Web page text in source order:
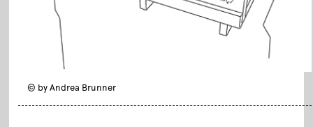
© by Andrea Brunner